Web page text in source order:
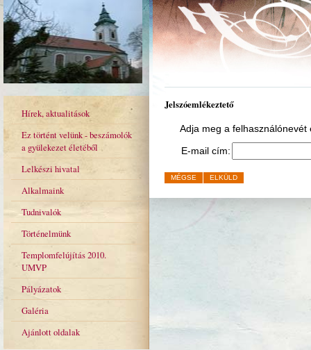
Hírek, aktualitások
Ez történt velünk - beszámolók
a gyülekezet életéből
Lelkészi hivatal
Alkalmaink
Tudnivalók
Történelmünk
Templomfelújítás 2010.
UMVP
Pályázatok
Galéria
Ajánlott oldalak
Jelszóemlékeztető
Adja meg a
E-mail cím:
MÉGSE ELKÜLD